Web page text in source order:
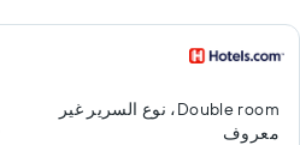
Double room، نوع السرير غير
معروف